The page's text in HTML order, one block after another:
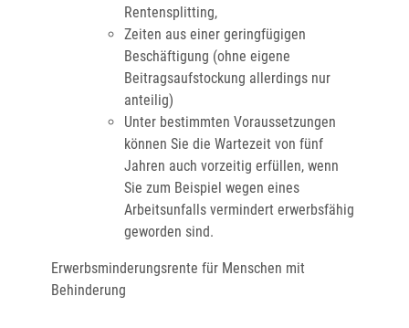
Rentensplitting,
Zeiten aus einer geringfügigen
Beschäftigung (ohne eigene
Beitragsaufstockung allerdings nur
anteilig)
Unter bestimmten Voraussetzungen
können Sie die Wartezeit von fünf
Jahren auch vorzeitig erfüllen, wenn
Sie zum Beispiel wegen eines
Arbeitsunfalls vermindert erwerbsfähig
geworden sind.
Erwerbsminderungsrente für Menschen mit
Behinderung